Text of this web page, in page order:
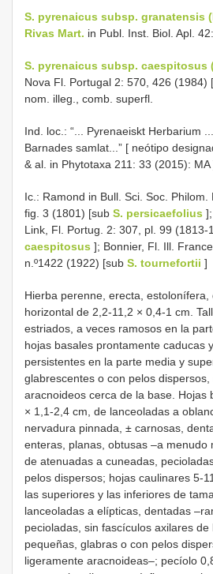
S. pyrenaicus subsp. granatensis
Rivas Mart. in Publ. Inst. Biol. Apl.
S. pyrenaicus subsp. caespitosus
Nova Fl. Portugal 2: 570, 426 (1984)
nom. illeg., comb. superfl.
Ind. loc.: “... Pyrenaeiskt Herbarium
Barnades samlat...” [ neótipo
& al. in Phytotaxa 211: 33 (2015): MA
Ic.: Ramond in Bull. Sci. Soc. Philom.
fig. 3 (1801) [sub S. persicaefolius
Link, Fl. Portug. 2: 307, pl. 99 (1813-
caespitosus ]; Bonnier, Fl. Ill.
n.º1422 (1922) [sub S. tournefortii ]
Hierba perenne, erecta, estolonífera,
horizontal de 2,2-11,2 × 0,4-1 cm.
estriados, a veces ramosos en la
hojas basales prontamente caducas
persistentes en la parte media y
glabrescentes o con pelos dispersos,
aracnoideos cerca de la base. Hojas
× 1,1-2,4 cm, de lanceoladas a
nervadura pinnada, ± carnosas,
enteras, planas, obtusas –a menudo
de atenuadas a cuneadas,
pelos dispersos; hojas caulinares 5-
las superiores y las inferiores de
lanceoladas a elípticas, dentadas
pecioladas, sin fascículos axilares de
pequeñas, glabras o con pelos
ligeramente aracnoideas–; pecíolo